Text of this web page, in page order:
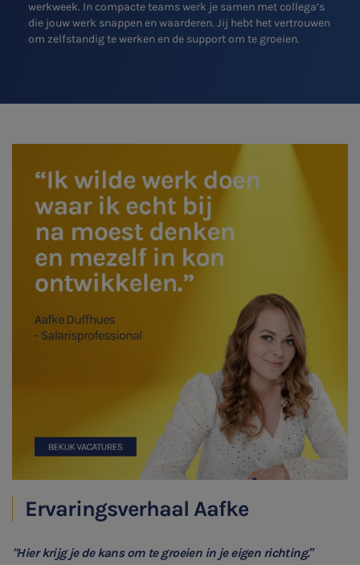
Typ hieronder uw zoekterm
Belastingadvies
Accountancy
Contact
werkweek. In compacte teams werk je samen met collega’s
die jouw werk snappen en waarderen. Jij hebt het vertrouwen
om zelfstandig te werken en de support om te groeien.
Ervaringsverhaal Aafke
"Hier krijg je de kans om te groeien in je eigen richting.”